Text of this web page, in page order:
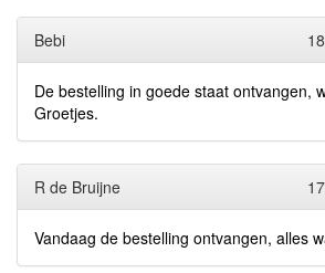
Bebi
De bestelling in goede staat ontvangen,
Groetjes.
R de Bruijne
Vandaag de bestelling ontvangen, alles